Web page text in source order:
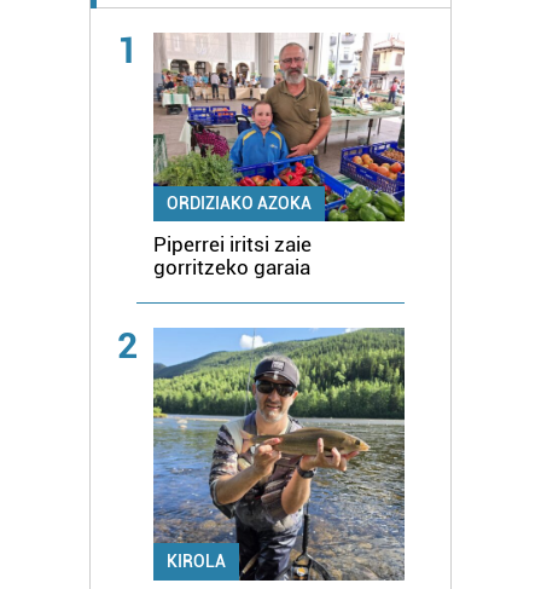
1
ORDIZIAKO AZOKA
Piperrei iritsi zaie
gorritzeko garaia
2
KIROLA